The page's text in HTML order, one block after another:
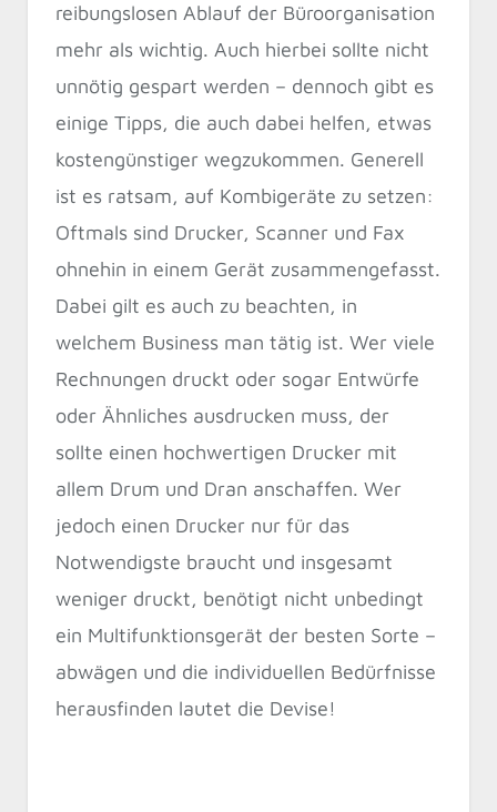
reibungslosen Ablauf der Büroorganisation
mehr als wichtig. Auch hierbei sollte nicht
unnötig gespart werden – dennoch gibt es
einige Tipps, die auch dabei helfen, etwas
kostengünstiger wegzukommen. Generell
ist es ratsam, auf Kombigeräte zu setzen:
Oftmals sind Drucker, Scanner und Fax
ohnehin in einem Gerät zusammengefasst.
Dabei gilt es auch zu beachten, in
welchem Business man tätig ist. Wer viele
Rechnungen druckt oder sogar Entwürfe
oder Ähnliches ausdrucken muss, der
sollte einen hochwertigen Drucker mit
allem Drum und Dran anschaffen. Wer
jedoch einen Drucker nur für das
Notwendigste braucht und insgesamt
weniger druckt, benötigt nicht unbedingt
ein Multifunktionsgerät der besten Sorte –
abwägen und die individuellen Bedürfnisse
herausfinden lautet die Devise!